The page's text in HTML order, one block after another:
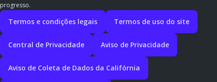
progresso.
Termos e condições legais Termos de uso do site
Central de Privacidade Aviso de Privacidade
Aviso de Coleta de Dados da Califórnia